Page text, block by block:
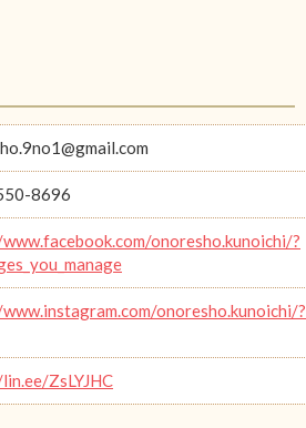
8696
onoresho.kunoichi/?
onoresho.kunoichi/?
ZsLYJHC